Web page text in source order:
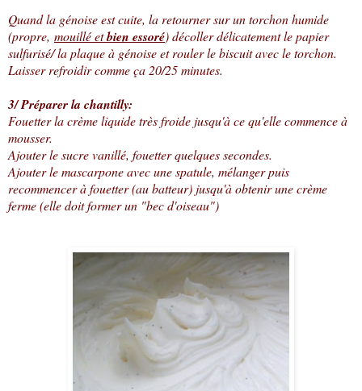
Quand la génoise est cuite, la retourner sur un torchon humide
(propre, mouillé etbien essoré) décoller délicatement le papier
sulfurisé/ la plaque à génoise et rouler le biscuit avec le torchon.
Laisser refroidir comme ça 20/25 minutes.
3/ Préparer la chantilly:
Fouetter la crème liquide très froide jusqu'à ce qu'elle commence à
mousser.
Ajouter le sucre vanillé, fouetter quelques secondes.
Ajouter le mascarpone avec une spatule, mélanger puis
recommencer à fouetter (au batteur) jusqu'à obtenir une crème
ferme (elle doit former un "bec d'oiseau")